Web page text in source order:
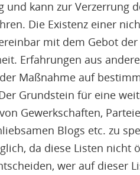
und kann zur Verzerrung
Die Existenz einer
mit dem Gebot
Erfahrungen aus
Maßnahme auf
Grundstein für eine
Gewerkschaften,
Blogs etc. zu
da diese Listen nicht
wer auf dieser